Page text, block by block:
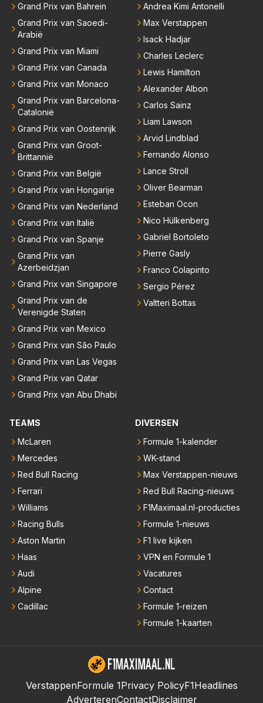
Grand Prix van Bahrein
Grand Prix van Saoedi-
Arabië
Grand Prix van Miami
Grand Prix van Canada
Grand Prix van Monaco
Grand Prix van Barcelona-
Catalonië
Grand Prix van Oostenrijk
Grand Prix van Groot-
Brittannië
Grand Prix van België
Grand Prix van Hongarije
Grand Prix van Nederland
Grand Prix van Italië
Grand Prix van Spanje
Grand Prix van
Azerbeidzjan
Grand Prix van Singapore
Grand Prix van de
Verenigde Staten
Grand Prix van Mexico
Grand Prix van São Paulo
Grand Prix van Las Vegas
Grand Prix van Qatar
Grand Prix van Abu Dhabi
Andrea Kimi Antonelli
Max Verstappen
Isack Hadjar
Charles Leclerc
Lewis Hamilton
Alexander Albon
Carlos Sainz
Liam Lawson
Arvid Lindblad
Fernando Alonso
Lance Stroll
Oliver Bearman
Esteban Ocon
Nico Hülkenberg
Gabriel Bortoleto
Pierre Gasly
Franco Colapinto
Sergio Pérez
Valtteri Bottas
TEAMS
McLaren
Mercedes
Red Bull Racing
Ferrari
Williams
Racing Bulls
Aston Martin
Haas
Audi
Alpine
Cadillac
DIVERSEN
Formule 1-kalender
WK-stand
Max Verstappen-nieuws
Red Bull Racing-nieuws
F1Maximaal.nl-producties
Formule 1-nieuws
F1 live kijken
VPN en Formule 1
Vacatures
Contact
Formule 1-reizen
Formule 1-kaarten
VerstappenFormule 1Privacy PolicyF1Headlines
AdverterenContactDisclaimer